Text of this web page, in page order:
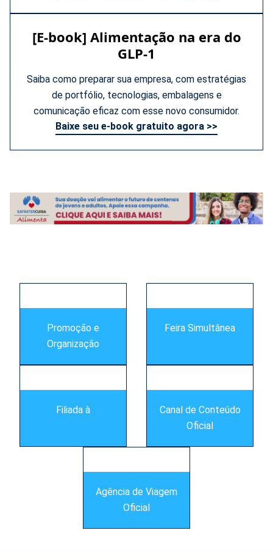
[E-book] Alimentação na era do
GLP-1
Saiba como preparar sua empresa, com estratégias
de portfólio, tecnologias, embalagens e
comunicação eficaz com esse novo consumidor.
Baixe seu e-book gratuito agora >>
Promoção e
Organização
Feira Simultânea
Filiada à
Canal de Conteúdo
Oficial
Agência de Viagem
Oficial